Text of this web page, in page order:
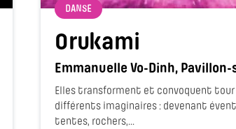
DANSE
Orukami
Emmanuelle Vo-Dinh, Pavillon-
Elles transforment et convoquent
différents imaginaires : devenant
tentes, rochers,...